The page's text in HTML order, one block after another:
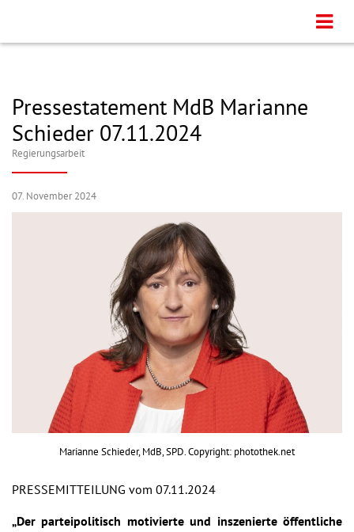
Pressestatement MdB Marianne
Schieder 07.11.2024
Regierungsarbeit
07. November 2024
Marianne Schieder, MdB, SPD. Copyright: photothek.net
PRESSEMITTEILUNG vom 07.11.2024
„Der parteipolitisch motivierte und inszenierte öffentliche